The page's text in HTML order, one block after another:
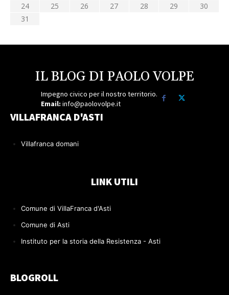
24
25 26 27 28 29
30
31
IL BLOG DI PAOLO VOLPE
Impegno civico per il nostro territorio.
Email: info@paolovolpe.it
VILLAFRANCA D'ASTI
Villafranca domani
LINK UTILI
Comune di VillaFranca d'Asti
Comune di Asti
Instituto per la storia della Resistenza - Asti
BLOGROLL